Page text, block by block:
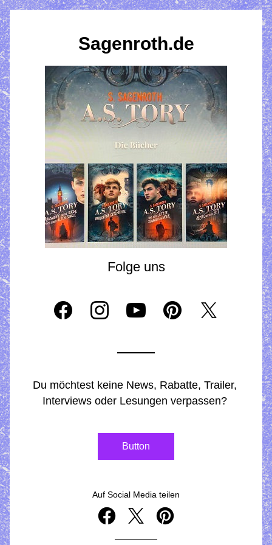
Sagenroth.de
Folge uns
Du möchtest keine News, Rabatte, Trailer,
Interviews oder Lesungen verpassen?
Button
Auf Social Media teilen